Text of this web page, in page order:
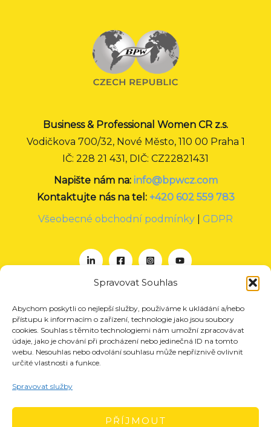
Spravovat Souhlas
Abychom poskytli co nejlepší služby, používáme k ukládání a/nebo
přístupu k informacím o zařízení, technologie jako jsou soubory
cookies. Souhlas s těmito technologiemi nám umožní zpracovávat
údaje, jako je chování při procházení nebo jedinečná ID na tomto
webu. Nesouhlas nebo odvolání souhlasu může nepříznivě ovlivnit
určité vlastnosti a funkce.
Spravovat služby
PŘÍJMOUT
Business & Professional Women CR z.s.
Vodičkova 700/32, Nové Město, 110 00 Praha 1
IČ: 228 21 431, DIČ: CZ22821431
Napište nám na: info@bpwcz.com
Kontaktujte nás na tel: +420 602 559 783
Všeobecné obchodní podmínky
GDPR
O nás
Projekty
Členství
Kontakt